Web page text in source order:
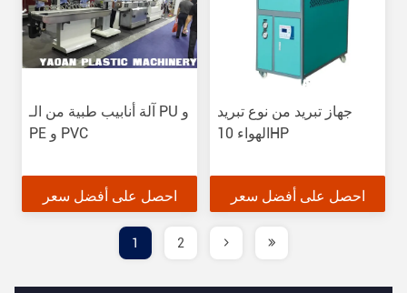
آلة أنابيب طبية من الـ PU و
PE و PVC
احصل على أفضل سعر
جهاز تبريد من نوع تبريد
الهواء 10HP
احصل على أفضل سعر
1 2